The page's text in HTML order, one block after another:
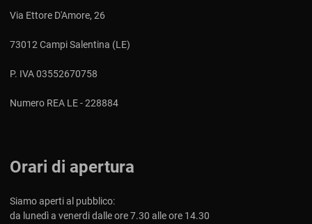
Via Ettore D'Amore, 26
73012 Campi Salentina (LE)
P. IVA 03552670758
Numero REA LE - 228884
Orari di apertura
Siamo aperti al pubblico:
da lunedì a venerdi dalle ore 7.30 alle ore 14.30